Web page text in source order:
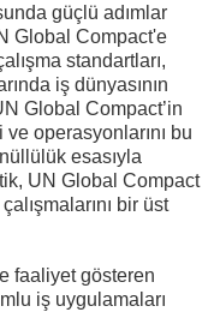
güçlü adımlar
Global Compact'e
standartları,
iş dünyasının
Global Compact’in
operasyonlarını bu
esasıyla
UN Global Compact
bir üst
faaliyet gösteren
iş uygulamaları